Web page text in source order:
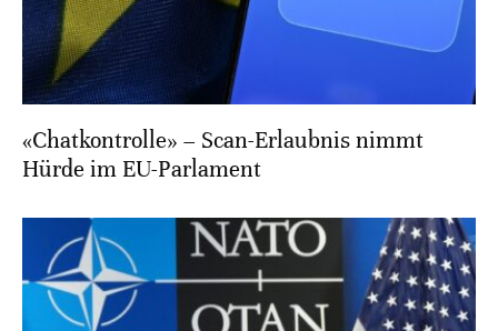
«Chatkontrolle» – Scan-Erlaubnis nimmt
Hürde im EU-Parlament